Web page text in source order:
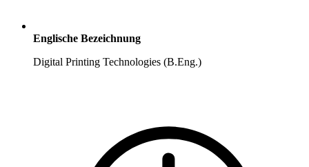
Englische Bezeichnung
Digital Printing Technologies (B.Eng.)